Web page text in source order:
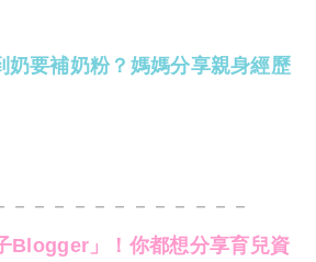
奶要補奶粉？媽媽分享親身經歷
－－－－－－－－－－－－
Blogger」！你都想分享育兒資